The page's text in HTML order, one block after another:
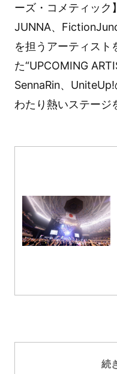
ーズ・コメティック
JUNNA、
を担うアーティスト
た“UPCOMING
SennaRin、
わたり熱いステージ
続